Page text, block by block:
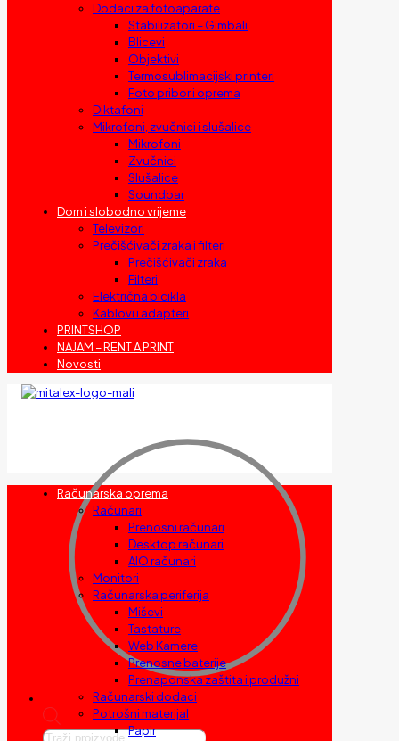
Dodaci za fotoaparate
Stabilizatori – Gimbali
Blicevi
Objektivi
Termosublimacijski printeri
Foto pribor i oprema
Diktafoni
Mikrofoni, zvučnici i slušalice
Mikrofoni
Zvučnici
Slušalice
Soundbar
Dom i slobodno vrijeme
Televizori
Prečišćivači zraka i filteri
Prečišćivači zraka
Filteri
Električna bicikla
Kablovi i adapteri
PRINTSHOP
NAJAM – RENT A PRINT
Novosti
Products
Računarska oprema
Računari
Prenosni računari
Desktop računari
AIO računari
Monitori
Računarska periferija
Miševi
Tastature
Web Kamere
Prenosne baterije
Prenaponska zaštita i produžni
Računarski dodaci
Potrošni materijal
Papir